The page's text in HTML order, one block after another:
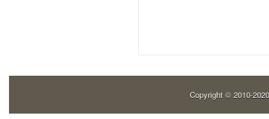
Copyright © 2010-